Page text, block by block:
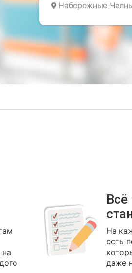
Набережные
Всё
На
есть
даже